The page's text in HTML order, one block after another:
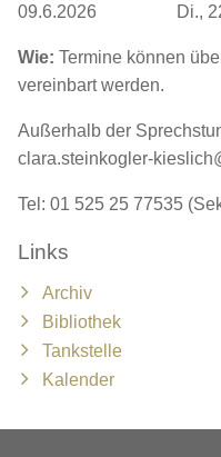
09.6.2026 Di.,
Wie: Termine können
vereinbart werden.
Außerhalb der
clara.steinkogler-
Tel: 01 525 25 77535
Links
Archiv
Bibliothek
Tankstelle
Kalender